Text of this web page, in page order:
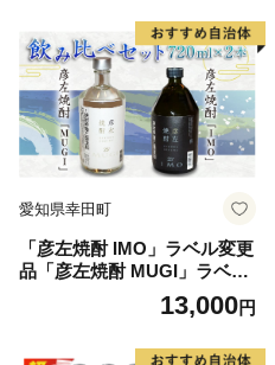
焼酎パック 島美人 nagashim
a-7237R8
愛知県幸田町
「彦左焼酎 IMO」ラベル変更
品「彦左焼酎 MUGI」ラベル
変更品 飲み比べ セット 合計
2本 720ml×各1本 25度 焼酎
13,000円